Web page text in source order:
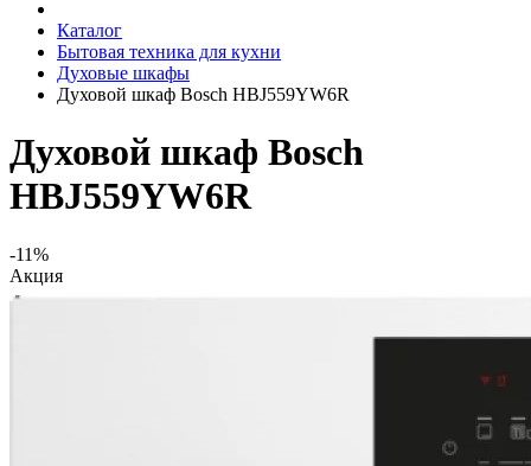
Каталог
Бытовая техника для кухни
Духовые шкафы
Духовой шкаф Bosch HBJ559YW6R
Духовой шкаф Bosch
HBJ559YW6R
-11%
Акция